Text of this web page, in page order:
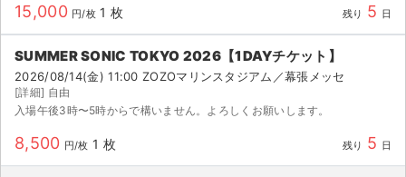
15,000 円/枚 1 枚 残り 5 日
SUMMER SONIC TOKYO 2026【1DAYチケット】
2026/08/14(金) 11:00 ZOZOマリンスタジアム／幕張メッセ
[詳細] 自由
入場午後3時〜5時からで構いません。よろしくお願いします。
8,500 円/枚 1 枚 残り 5 日